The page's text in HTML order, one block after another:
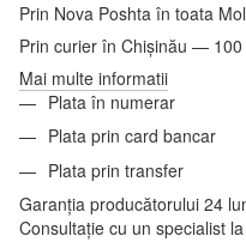
Prin Nova Poshta în toata
Prin curier în Chișinău — 100
Mai multe informatii
Plata în numerar
Plata prin card bancar
Plata prin transfer
Garanția producătorului 24
Consultație cu un specialist